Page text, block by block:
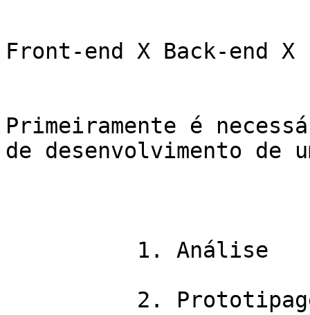
Front-end X Back-end
Primeiramente é
de desenvolvimento de